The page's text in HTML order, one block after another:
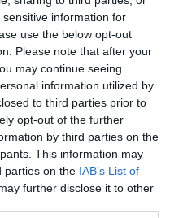
information for
use the below opt-out
Please note that after your
may continue seeing
information utilized by
to third parties prior to
opt-out of the further
by third parties on the
This information may
parties on the IAB’s List of
further disclose it to other
Le a kalappal, ha
pár perced? Játszd le ezt